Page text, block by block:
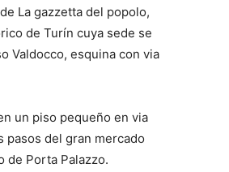
La gazzetta del popolo,
de Turín cuya sede se
Valdocco, esquina con via
un piso pequeño en via
pasos del gran mercado
de Porta Palazzo.